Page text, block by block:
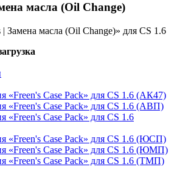
масла (Oil Change)
Замена масла (Oil Change)» для CS 1.6